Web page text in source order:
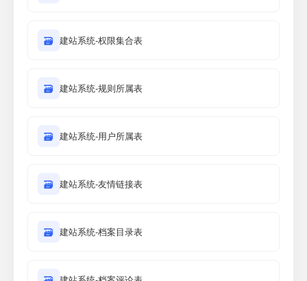
🗃 建站系统-权限集合表
🗃 建站系统-规则所属表
🗃 建站系统-用户所属表
🗃 建站系统-友情链接表
🗃 建站系统-档案目录表